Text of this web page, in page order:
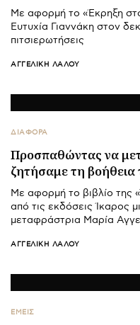
Με αφορμή το «Έκρηξη
Ευτυχία Γιαννάκη στον
πιτσιερωτήσεις
ΑΓΓΕΛΙΚΉ ΛΆΛΟΥ
ΔΙΑΦΟΡΑ
Προσπαθώντας να
ζητήσαμε τη
Με αφορμή το βιβλίο της
από τις εκδόσεις Ίκαρος
μεταφράστρια Μαρία
ΑΓΓΕΛΙΚΉ ΛΆΛΟΥ
ΕΜΕΙΣ